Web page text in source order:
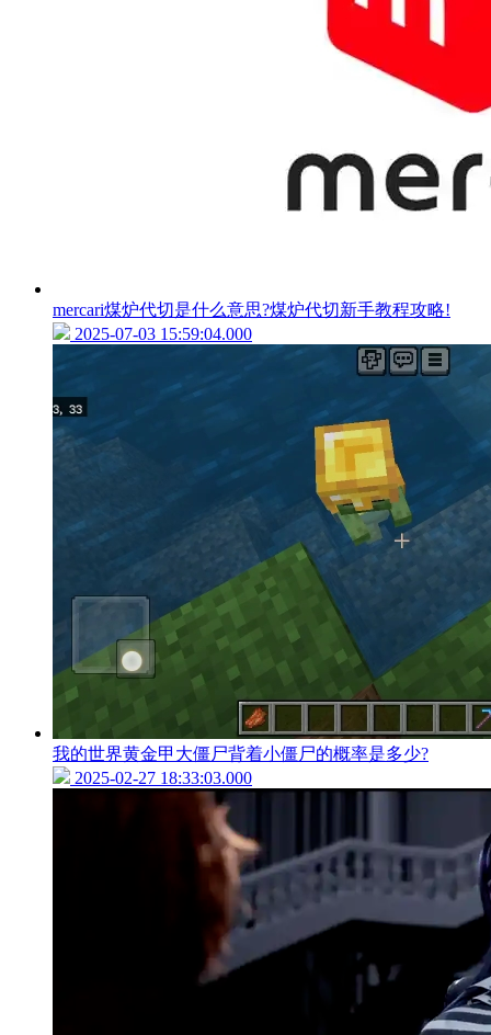
mercari煤炉代切是什么意思?煤炉代切新手教程攻略!
2025-07-03 15:59:04.000
我的世界黄金甲大僵尸背着小僵尸的概率是多少?
2025-02-27 18:33:03.000